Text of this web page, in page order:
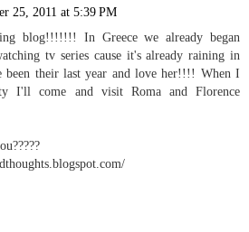
25, 2011 at 5:39 PM
blog!!!!!!! In Greece we already began
tv series cause it's already raining in
been their last year and love her!!!! When I
I'll come and visit Roma and Florence